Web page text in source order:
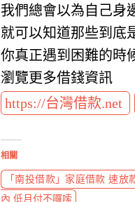
我們總會以為自己身
就可以知道那些到底
你真正遇到困難的時
瀏覽更多借錢資訊
https://台灣借款.net
相關
「南投借款」家庭借款 速放
內 低月付不囉嗦